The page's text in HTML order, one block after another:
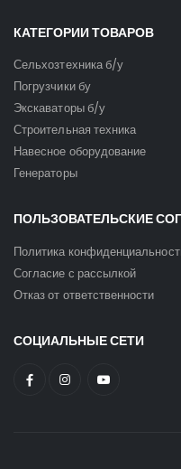
КАТЕГОРИИ ТОВАРОВ
Сельхозтехника б/у
Погрузчики бу
Экскаваторы б/у
Строительная техника
Навесное оборудование
Генераторы
ПОЛЬЗОВАТЕЛЬСКИЕ
Политика
Согласие с рассылкой
Отказ от ответственности
СОЦИАЛЬНЫЕ СЕТИ